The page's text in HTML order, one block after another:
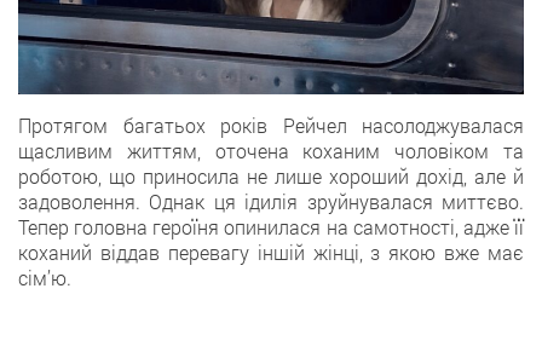
Протягом багатьох років Рейчел насолоджувалася
щасливим життям, оточена коханим чоловіком та
роботою, що приносила не лише хороший дохід, але й
задоволення. Однак ця ідилія зруйнувалася миттєво.
Тепер головна героїня опинилася на самотності, адже її
коханий віддав перевагу іншій жінці, з якою вже має
сім’ю.